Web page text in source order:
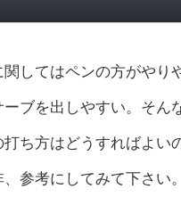
してはペンの方がやり
ブを出しやすい。そん
ち方はどうすればよい
参考にしてみて下さい。